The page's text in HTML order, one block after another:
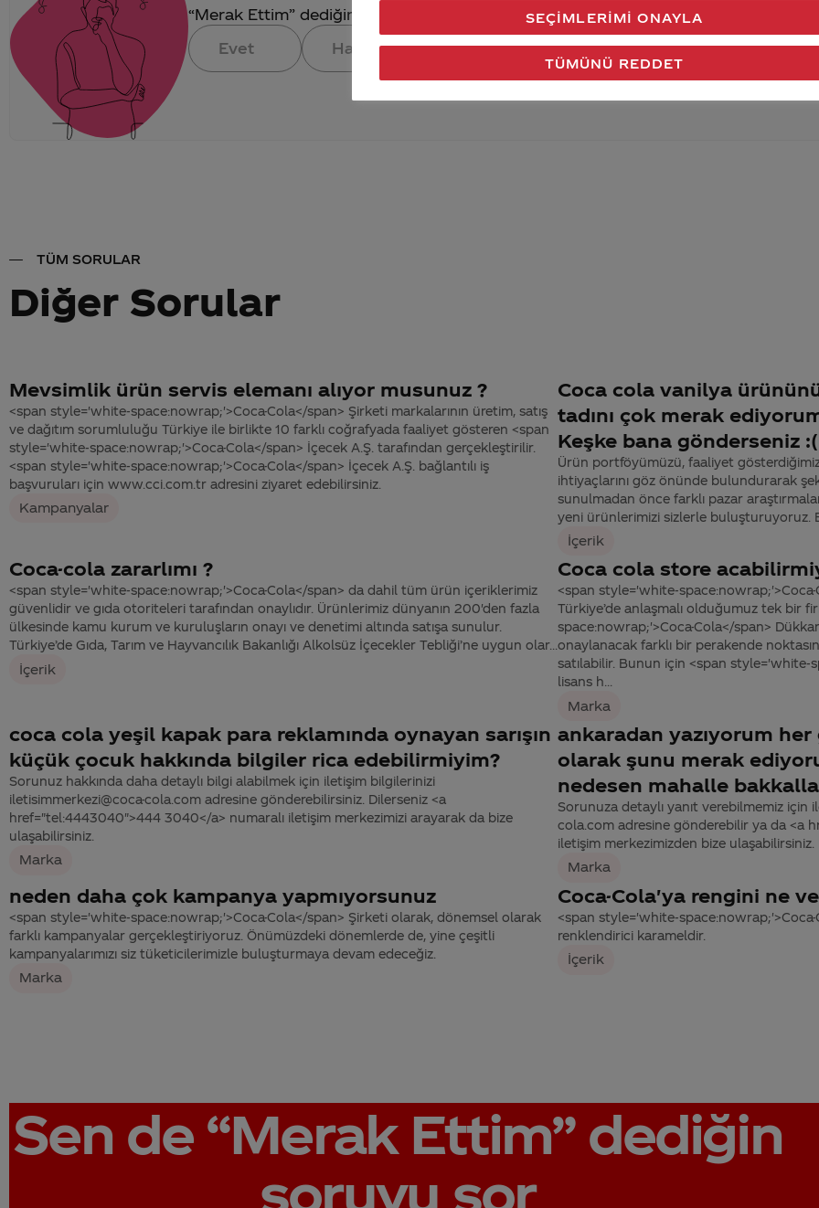
“Merak Ettim” dediğin konuya verdiğimiz cevap aklındaki soru işaretlerini giderdi
Evet
Hayır Gönder
TÜM SORULAR
Diğer Sorular
Mevsimlik ürün servis elemanı alıyor musunuz ?
<span style='white-space:nowrap;'>Coca-Cola</span> Şirketi markalarının üretim, satış
ve dağıtım sorumluluğu Türkiye ile birlikte 10 farklı coğrafyada faaliyet gösteren <span
style='white-space:nowrap;'>Coca-Cola</span> İçecek A.Ş. tarafından gerçekleştirilir.
<span style='white-space:nowrap;'>Coca-Cola</span> İçecek A.Ş. bağlantılı iş
başvuruları için www.cci.com.tr adresini ziyaret edebilirsiniz.
Kampanyalar
Coca cola vanilya
tadını çok merak
Keşke bana gönderseniz :(
Ürün portföyümüzü, faaliyet
ihtiyaçlarını göz önünde bulundurarak
sunulmadan önce farklı pazar
yeni ürünlerimizi sizlerle buluşturuyoruz.
İçerik
Coca-cola zararlımı ?
<span style='white-space:nowrap;'>Coca-Cola</span> da dahil tüm ürün içeriklerimiz
güvenlidir ve gıda otoriteleri tarafından onaylıdır. Ürünlerimiz dünyanın 200'den fazla
ülkesinde kamu kurum ve kuruluşların onayı ve denetimi altında satışa sunulur.
Türkiye’de Gıda, Tarım ve Hayvancılık Bakanlığı Alkolsüz İçecekler Tebliği’ne uygun olar...
İçerik
Coca cola store
<span style='white-space:nowrap;'>Coca-
Türkiye’de anlaşmalı olduğumuz tek bir
space:nowrap;'>Coca-Cola</span>
onaylanacak farklı bir perakende
satılabilir. Bunun için <span style='white-
lisans h...
Marka
coca cola yeşil kapak para reklamında oynayan sarışın
küçük çocuk hakkında bilgiler rica edebilirmiyim?
Sorunuz hakkında daha detaylı bilgi alabilmek için iletişim bilgilerinizi
iletisimmerkezi@coca-cola.com adresine gönderebilirsiniz. Dilerseniz <a
href="tel:4443040">444 3040</a> numaralı iletişim merkezimizi arayarak da bize
ulaşabilirsiniz.
Marka
ankaradan yazıyorum
olarak şunu merak
nedesen mahalle
Sorunuza detaylı yanıt verebilmemiz için
cola.com adresine gönderebilir ya da <a
iletişim merkezimizden bize ulaşabilirsiniz.
Marka
neden daha çok kampanya yapmıyorsunuz
<span style='white-space:nowrap;'>Coca-Cola</span> Şirketi olarak, dönemsel olarak
farklı kampanyalar gerçekleştiriyoruz. Önümüzdeki dönemlerde de, yine çeşitli
kampanyalarımızı siz tüketicilerimizle buluşturmaya devam edeceğiz.
Marka
Coca-Cola'ya rengini ne
<span style='white-
renklendirici karameldir.
İçerik
Sen de “Merak Ettim”dediğin
soruyu sor
TÜMÜNÜ REDDET
SEÇIMLERIMI ONAYLA